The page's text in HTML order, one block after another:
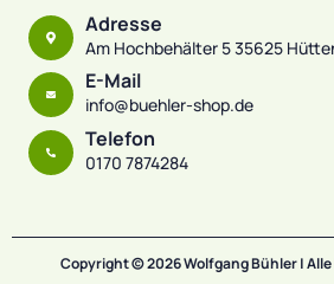
Adresse
Am Hochbehälter 5 35625
E-Mail
info@buehler-shop.de
Telefon
0170 7874284
Copyright © 2026 Wolfgang Bühler |